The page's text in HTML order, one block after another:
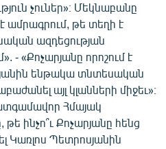
չուներ»։ Մեկնաբանը
թե տեղի է
ազդեցության
- «Քոչարյանը որոշում է
ենթակա տնտեսական
այլ կլանների միջեւ»։
Հմայակ
ինչո՞ւ Քոչարյանը հենց
Կառլոս Պետրոսյանին